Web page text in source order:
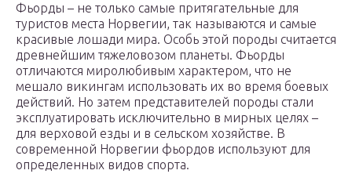
Фьорды – не только самые притягательные для
туристов места Норвегии, так называются и самые
красивые лошади мира. Особь этой породы считается
древнейшим тяжеловозом планеты. Фьорды
отличаются миролюбивым характером, что не
мешало викингам использовать их во время боевых
действий. Но затем представителей породы стали
эксплуатировать исключительно в мирных целях –
для верховой езды и в сельском хозяйстве. В
современной Норвегии фьордов используют для
определенных видов спорта.